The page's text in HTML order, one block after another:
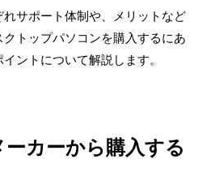
サポート体制や、メリットなど
トップパソコンを購入するにあ
ントについて解説します。
カーから購入する